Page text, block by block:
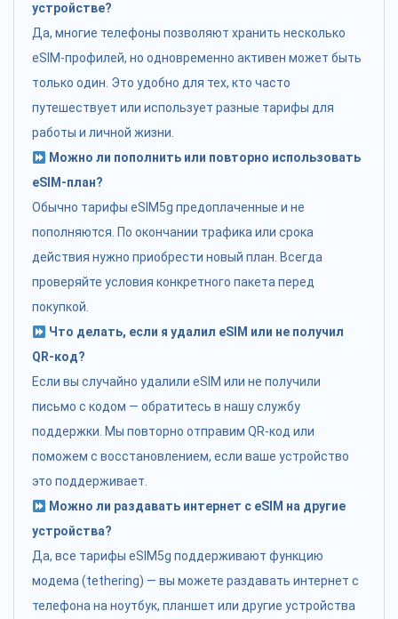
устройстве?
Да, многие телефоны позволяют хранить несколько
eSIM-профилей, но одновременно активен может быть
только один. Это удобно для тех, кто часто
путешествует или использует разные тарифы для
работы и личной жизни.
Можно ли пополнить или повторно использовать
eSIM-план?
Обычно тарифы eSIM5g предоплаченные и не
пополняются. По окончании трафика или срока
действия нужно приобрести новый план. Всегда
проверяйте условия конкретного пакета перед
покупкой.
Что делать, если я удалил eSIM или не получил
QR-код?
Если вы случайно удалили eSIM или не получили
письмо с кодом — обратитесь в нашу службу
поддержки. Мы повторно отправим QR-код или
поможем с восстановлением, если ваше устройство
это поддерживает.
Можно ли раздавать интернет с eSIM на другие
устройства?
Да, все тарифы eSIM5g поддерживают функцию
модема (tethering) — вы можете раздавать интернет с
телефона на ноутбук, планшет или другие устройства